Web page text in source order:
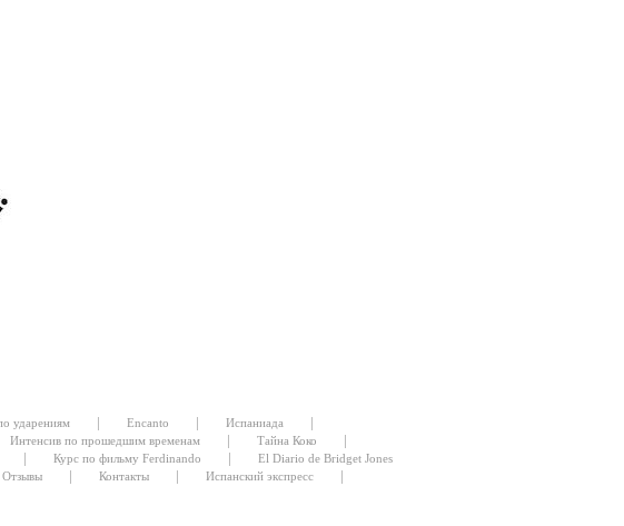
ударениям | Encanto | Испаниада |
Интенсив по прошедшим временам | Тайна Коко |
| Курс по фильму Ferdinando | El Diario de Bridget Jones
Отзывы | Контакты | Испанский экспресс |